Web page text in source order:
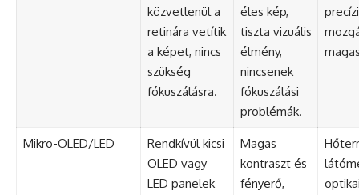
közvetlenül a
retinára vetítik
a képet, nincs
szükség
fókuszálásra.
éles kép,
tiszta vizuális
élmény,
nincsenek
fókuszálási
problémák.
Mikro-OLED/LED
Rendkívül kicsi
OLED vagy
LED panelek
Magas
kontraszt és
fényerő,